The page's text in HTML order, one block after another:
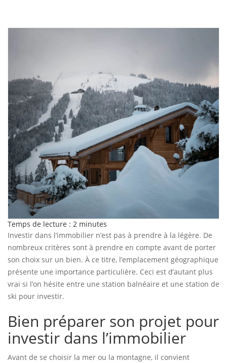
Temps de lecture : 2 minutes
Investir dans l’immobilier n’est pas à prendre à la légère. De
nombreux critères sont à prendre en compte avant de porter
son choix sur un bien. À ce titre, l’emplacement géographique
présente une importance particulière. Ceci est d’autant plus
vrai si l’on hésite entre une station balnéaire et une station de
ski pour investir.
Bien préparer son projet pour
investir dans l’immobilier
Avant de se choisir la mer ou la montagne, il convient